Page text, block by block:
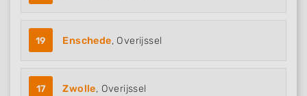
19 Enschede, Overijssel
17 Zwolle, Overijssel